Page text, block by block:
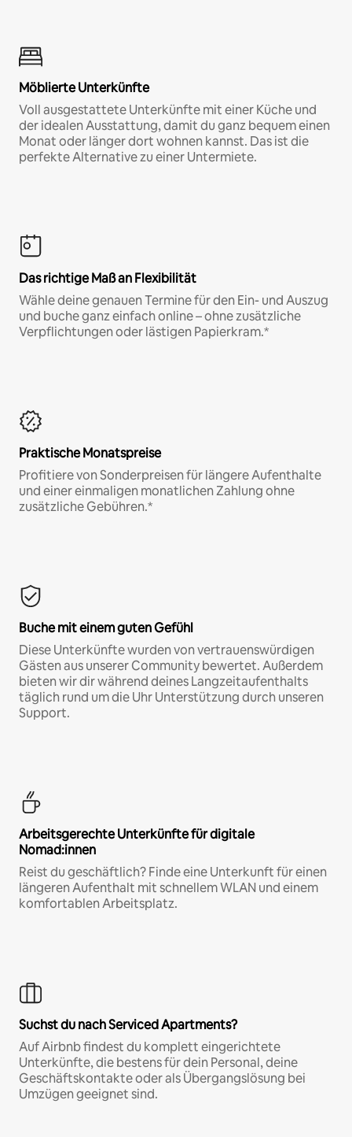
Möblierte Unterkünfte
Voll ausgestattete Unterkünfte mit einer Küche und
der idealen Ausstattung, damit du ganz bequem einen
Monat oder länger dort wohnen kannst. Das ist die
perfekte Alternative zu einer Untermiete.
Das richtige Maß an Flexibilität
Wähle deine genauen Termine für den Ein- und Auszug
und buche ganz einfach online – ohne zusätzliche
Verpflichtungen oder lästigen Papierkram.*
Praktische Monatspreise
Profitiere von Sonderpreisen für längere Aufenthalte
und einer einmaligen monatlichen Zahlung ohne
zusätzliche Gebühren.*
Buche mit einem guten Gefühl
Diese Unterkünfte wurden von vertrauenswürdigen
Gästen aus unserer Community bewertet. Außerdem
bieten wir dir während deines Langzeitaufenthalts
täglich rund um die Uhr Unterstützung durch unseren
Support.
Arbeitsgerechte Unterkünfte für digitale
Nomad:innen
Reist du geschäftlich? Finde eine Unterkunft für einen
längeren Aufenthalt mit schnellem WLAN und einem
komfortablen Arbeitsplatz.
Suchst du nach Serviced Apartments?
Auf Airbnb findest du komplett eingerichtete
Unterkünfte, die bestens für dein Personal, deine
Geschäftskontakte oder als Übergangslösung bei
Umzügen geeignet sind.